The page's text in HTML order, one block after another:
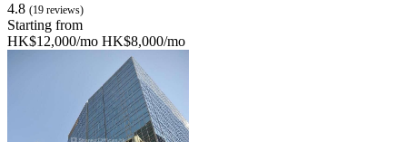
4.8 (19 reviews)
Starting from
HK$12,000/mo HK$8,000/mo